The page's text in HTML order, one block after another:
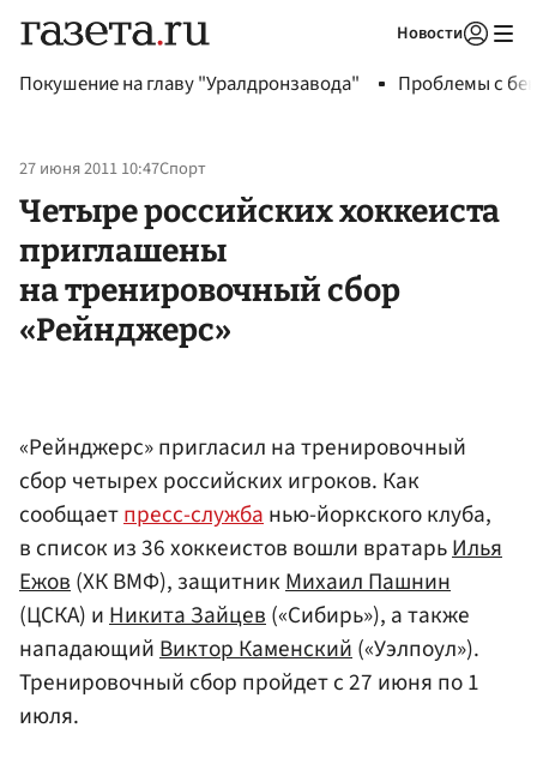
Новости
Покушение на главу "Уралдронзавода" Проблемы с
27 июня 2011 10:47Спорт
Четыре российских хоккеиста
приглашены
на тренировочный сбор
«Рейнджерс»
«Рейнджерс» пригласил на тренировочный
сбор четырех российских игроков. Как
сообщаетпресс-службанью-йоркского клуба,
в список из 36 хоккеистов вошли вратарьИлья
Ежов(ХК ВМФ), защитникМихаил Пашнин
(ЦСКА) иНикита Зайцев(«Сибирь»), а также
нападающийВиктор Каменский(«Уэлпоул»).
Тренировочный сбор пройдет с 27 июня по 1
июля.